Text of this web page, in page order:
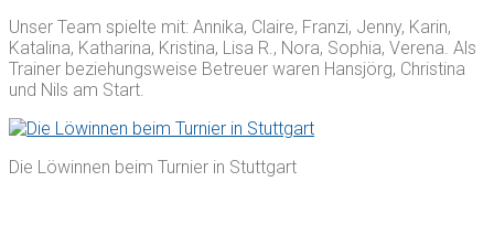
Unser Team spielte mit: Annika, Claire, Franzi, Jenny, Karin,
Katalina, Katharina, Kristina, Lisa R., Nora, Sophia, Verena. Als
Trainer beziehungsweise Betreuer waren Hansjörg, Christina
und Nils am Start.
Die Löwinnen beim Turnier in Stuttgart